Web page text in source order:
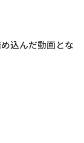
込んだ動画とな